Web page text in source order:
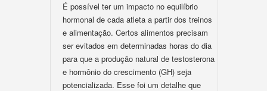
É possível ter um impacto no equilíbrio
hormonal de cada atleta a partir dos treinos
e alimentação. Certos alimentos precisam
ser evitados em determinadas horas do dia
para que a produção natural de testosterona
e hormônio do crescimento (GH) seja
potencializada. Esse foi um detalhe que